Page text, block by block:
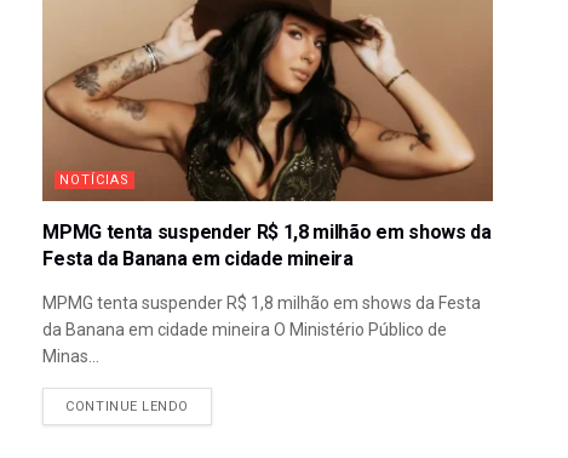
NOTÍCIAS
MPMG tenta suspender R$ 1,8 milhão em shows da
Festa da Banana em cidade mineira
MPMG tenta suspender R$ 1,8 milhão em shows da Festa
da Banana em cidade mineira O Ministério Público de
Minas...
CONTINUE LENDO